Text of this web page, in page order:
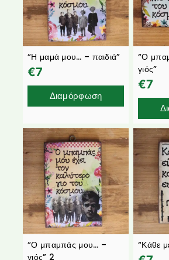
“Η μαμά μου… – παιδιά”
€7
Διαμόρφωση
“Ο
γιός”
€7
“Ο μπαμπάς μου… –
γιός” 2
“Κάθε